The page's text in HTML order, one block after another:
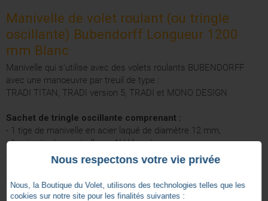
Manivelle de volet roulant (ou tringle
oscillante) Bubendorff Longueur 1200
mm Blanc
Manivelle qui s'utilise avec des volets roulants BUBENDORFF
avec une manoeuvre par treuil de type :
TRADI TITAN, TRADI version 5, TRADI et MONO DESIGN
Sachet de tringle oscillante comprenant :
- 1 tige de manivelle en acier laqué de diamètre 12 mm,
- 1 poignée de manivelle en ALU laqué,
- 1 bloqueur de manivelle CLIP,
Livré avec un manchon de manivelle.
Nous respectons votre vie privée
Nous, la Boutique du Volet, utilisons des technologies telles que les
cookies sur notre site pour les finalités suivantes :